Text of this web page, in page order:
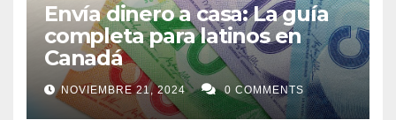
Envía dinero a casa: La guía
completa para latinos en
Canadá
NOVIEMBRE 21, 2024 0 COMMENTS